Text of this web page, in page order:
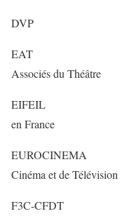
DVP Droits
EAT
Associés du Théâtre
EIFEIL
en France
EUROCINEMA
Cinéma et de Télévision
F3C-CFDT